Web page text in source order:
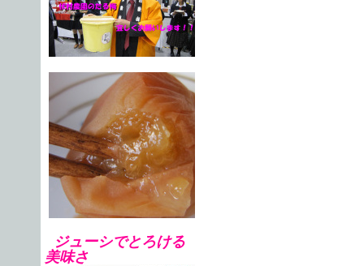
ジューシでとろける
美味さ